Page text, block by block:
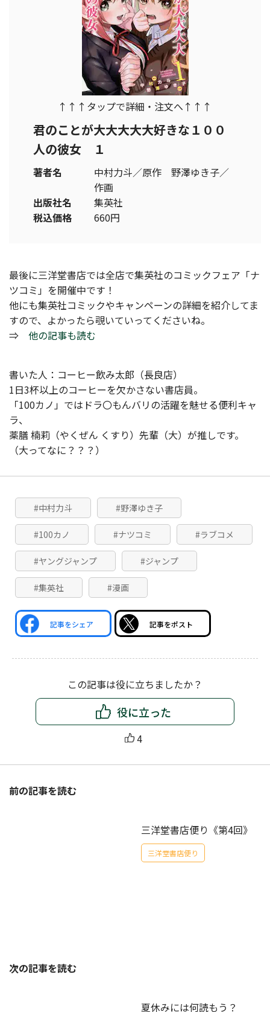
↑↑↑タップで詳細・注文へ↑↑↑
君のことが大大大大大好きな１００
人の彼女 １
著者名
中村力斗／原作 野澤ゆき子／
作画
出版社名
集英社
税込価格
660円
最後に三洋堂書店では全店で集英社のコミックフェア「ナ
ツコミ」を開催中です！
他にも集英社コミックやキャンペーンの詳細を紹介してま
すので、よかったら覗いていってくださいね。
⇒ 他の記事も読む
書いた人：コーヒー飲み太郎（長良店）
1日3杯以上のコーヒーを欠かさない書店員。
「100カノ」ではドラ〇もんバリの活躍を魅せる便利キャ
ラ、
薬膳 楠莉（やくぜん くすり）先輩（大）が推しです。
（大ってなに？？？）
#中村力斗 #野澤ゆき子
#100カノ #ナツコミ #ラブコメ
#ヤングジャンプ #ジャンプ
#集英社 #漫画
記事をシェア 記事をポスト
この記事は役に立ちましたか？
役に立った
4
前の記事を読む
三洋堂書店便り《第4回》
三洋堂書店便り
次の記事を読む
夏休みには何読もう？